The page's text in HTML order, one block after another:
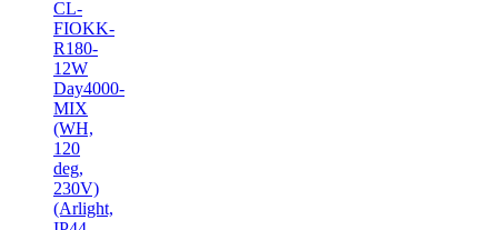
CL-
FIOKK-
R180-
12W
Day4000-
MIX
(WH,
120
deg,
230V)
(Arlight,